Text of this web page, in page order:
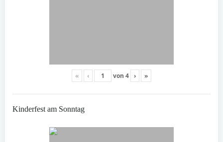
« ‹ von 4 › »
Kinderfest am Sonntag